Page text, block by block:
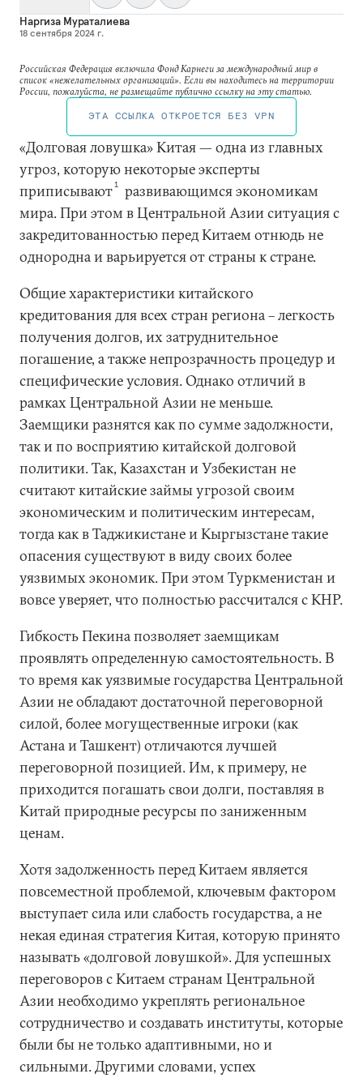
Наргиза Мураталиева
18 сентября 2024 г.
Российская Федерация включила Фонд Карнеги за международный мир в
список «нежелательных организаций». Если вы находитесь на территории
России, пожалуйста, не размещайте публично ссылку на эту статью.
ЭТА ССЫЛКА ОТКРОЕТСЯ БЕЗ VPN
«Долговая ловушка» Китая — одна из главных
угроз, которую некоторые эксперты
приписывают1
развивающимся экономикам
мира. При этом в Центральной Азии ситуация с
закредитованностью перед Китаем отнюдь не
однородна и варьируется от страны к стране.
Общие характеристики китайского
кредитования для всех стран региона – легкость
получения долгов, их затруднительное
погашение, а также непрозрачность процедур и
специфические условия. Однако отличий в
рамках Центральной Азии не меньше.
Заемщики разнятся как по сумме задолжности,
так и по восприятию китайской долговой
политики. Так, Казахстан и Узбекистан не
считают китайские займы угрозой своим
экономическим и политическим интересам,
тогда как в Таджикистане и Кыргызстане такие
опасения существуют в виду своих более
уязвимых экономик. При этом Туркменистан и
вовсе уверяет, что полностью рассчитался с КНР.
Гибкость Пекина позволяет заемщикам
проявлять определенную самостоятельность. В
то время как уязвимые государства Центральной
Азии не обладают достаточной переговорной
силой, более могущественные игроки (как
Астана и Ташкент) отличаются лучшей
переговорной позицией. Им, к примеру, не
приходится погашать свои долги, поставляя в
Китай природные ресурсы по заниженным
ценам.
Хотя задолженность перед Китаем является
повсеместной проблемой, ключевым фактором
выступает сила или слабость государства, а не
некая единая стратегия Китая, которую принято
называть «долговой ловушкой». Для успешных
переговоров с Китаем странам Центральной
Азии необходимо укреплять региональное
сотрудничество и создавать институты, которые
были бы не только адаптивными, но и
сильными. Другими словами, успех